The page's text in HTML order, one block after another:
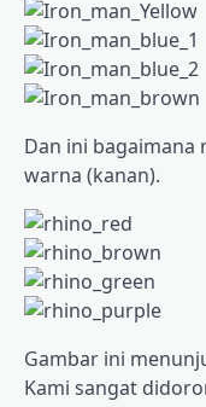
Dan ini bagaimana
warna (kanan).
Gambar ini
Kami sangat